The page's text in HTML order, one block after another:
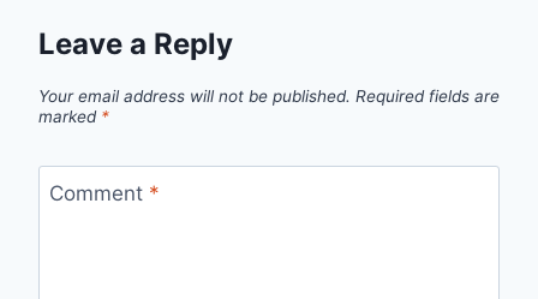
Leave a Reply
Your email address will not be published. Required fields are
marked *
Comment *